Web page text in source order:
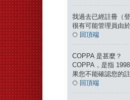
我過去已經註冊（
很有可能管理員由
回頂端
COPPA 是甚麼？
COPPA，是指
果您不能確認您的
回頂端